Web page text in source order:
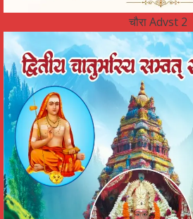
चौरा Advst 2